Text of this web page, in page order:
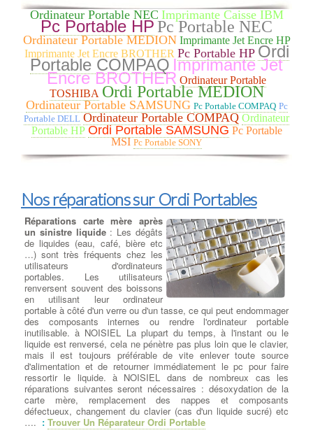
gravure de tous vos médias
Cdrom ou DVD, nous avons
sélectionné pour vous le meilleur
des lecteurs et graveurs CD/DVD
et Blu-ray. à NOISIEL Que vous recherchiez un lecteur-graveur
Optique interne ou externe, nous remplaçons votre lecteur HS
par un lecteur/Graveur des plus grandes marques : LG,
Samsung, Asus, Lite-On et Pioneer … à NOISIEL CD-ROM,
DVD-ROM et les lecteurs Blu-ray sont disponibles dans les types
de lecteurs réinscriptibles. RW ont toutes les fonctionnalités de
leurs homologues en lecture seule, mais peut aussi écrire des
données sur le disque. Écrire des vitesses sont généralement
plus lent que vitesses de lecture pour maintenir la stabilité .
Ordinateur Portable NEC Imprimante Caisse IBM
Pc Portable HPPc Portable NEC
Ordinateur Portable MEDION Imprimante Jet Encre HP
Imprimante Jet Encre BROTHER Pc Portable HP Ordi
Portable COMPAQ Imprimante Jet
Encre BROTHER Ordinateur Portable
TOSHIBA Ordi Portable MEDION
Ordinateur Portable SAMSUNG Pc Portable COMPAQ Pc
Portable DELL Ordinateur Portable COMPAQ Ordinateur
Portable HP Ordi Portable SAMSUNG Pc Portable
MSI Pc Portable SONY
Nos réparations sur Ordi Portables
Réparations carte mère après
un sinistre liquide: Les dégâts
de liquides (eau, café, bière etc
…) sont très fréquents chez les
utilisateurs d'ordinateurs
portables. Les utilisateurs
renversent souvent des boissons
en utilisant leur ordinateur
portable à côté d'un verre ou d'un tasse, ce qui peut endommager
des composants internes ou rendre l'ordinateur portable
inutilisable. à NOISIEL La plupart du temps, à l'instant ou le
liquide est renversé, cela ne pénètre pas plus loin que le clavier,
mais il est toujours préférable de vite enlever toute source
d'alimentation et de retourner immédiatement le pc pour faire
ressortir le liquide. à NOISIEL dans de nombreux cas les
réparations suivantes seront nécessaires : désoxydation de la
carte mère, remplacement des nappes et composants
défectueux, changement du clavier (cas d'un liquide sucré) etc
…. : Trouver Un Réparateur Ordi Portable